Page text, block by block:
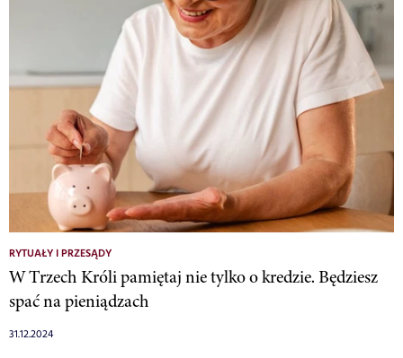
RYTUAŁY I PRZESĄDY
W Trzech Króli pamiętaj nie tylko o kredzie. Będziesz
spać na pieniądzach
31.12.2024